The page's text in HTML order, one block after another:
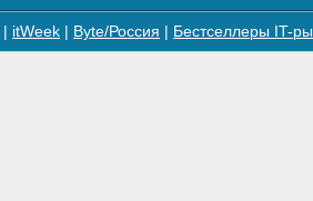
itWeek Byte/Россия Бестселлеры IT-